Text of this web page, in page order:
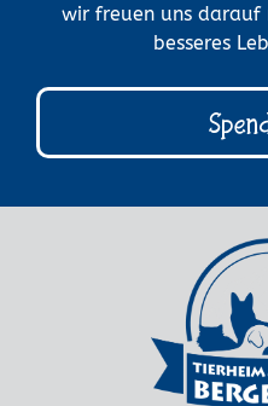
wir freuen uns darauf
besseres